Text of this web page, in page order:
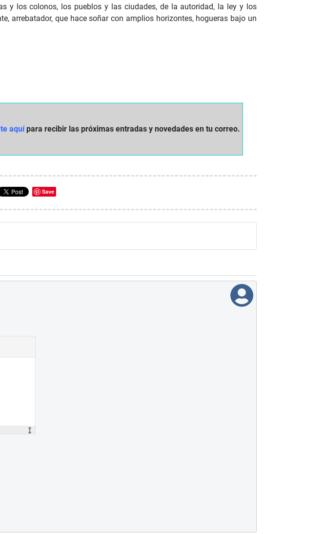
y los colonos, los pueblos y las ciudades, de la autoridad, la ley y los
arrebatador, que hace soñar con amplios horizontes, hogueras bajo un
aquí para recibir las próximas entradas y novedades en tu correo.
Save